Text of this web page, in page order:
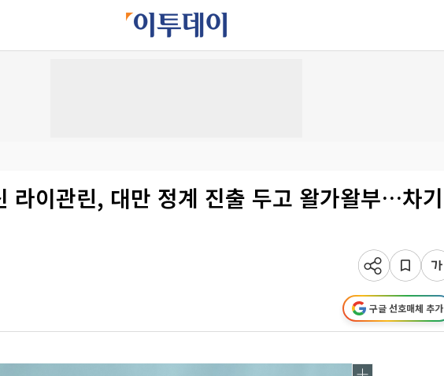
라이관린, 대만 정계 진출 두고 왈가왈부…차기
구글 선호매체 추가